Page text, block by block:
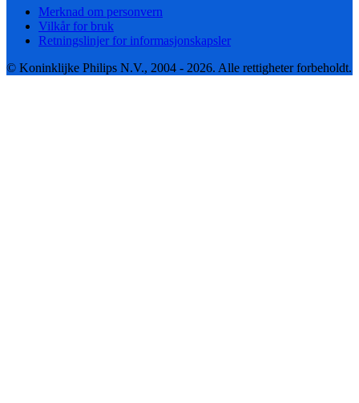
Merknad om personvern
Vilkår for bruk
Retningslinjer for informasjonskapsler
© Koninklijke Philips N.V., 2004 - 2026. Alle rettigheter forbeholdt.